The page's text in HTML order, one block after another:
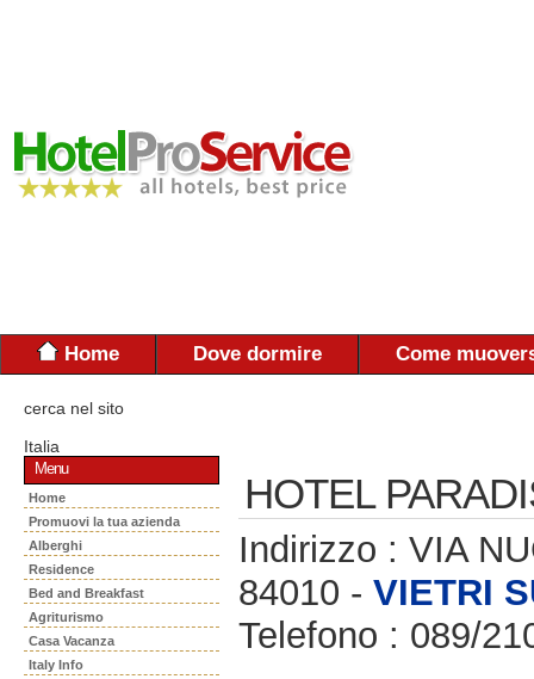
Home Dove dormire Come
cerca nel sito
Italia
Menu
Home
Promuovi la tua azienda
Alberghi
Residence
Bed and Breakfast
Agriturismo
Casa Vacanza
Italy Info
HOTEL
Indirizzo : VIA
84010 - VIETRI
Telefono : 089/